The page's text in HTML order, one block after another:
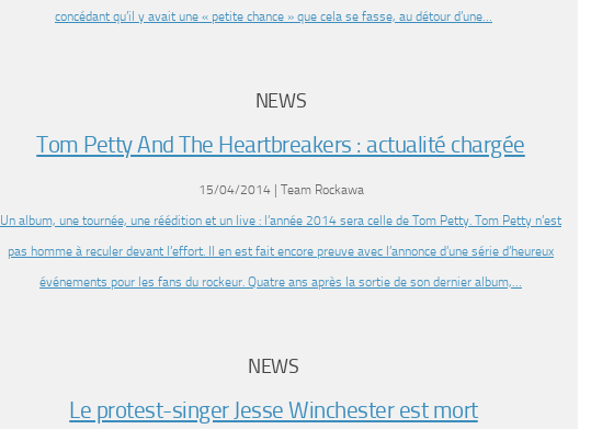
concédant qu’il y avait une « petite chance » que cela se fasse, au détour d’une…
NEWS
Tom Petty And The Heartbreakers : actualité chargée
15/04/2014 | Team Rockawa
Un album, une tournée, une réédition et un live : l’année 2014 sera celle de Tom Petty. Tom Petty n’est
pas homme à reculer devant l’effort. Il en est fait encore preuve avec l’annonce d’une série d’heureux
événements pour les fans du rockeur. Quatre ans après la sortie de son dernier album,…
NEWS
Le protest-singer Jesse Winchester est mort